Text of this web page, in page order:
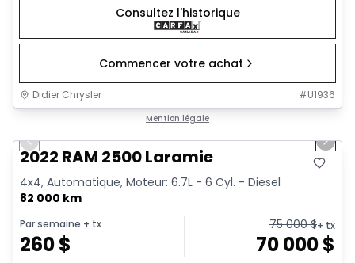
Consultez l'historique
Commencer votre achat
Didier Chrysler #U1936
Mention légale
Previous slide Next
2022 RAM 2500 Laramie
4x4, Automatique, Moteur: 6.7L - 6 Cyl. - Diesel
82 000 km
Par semaine + tx
260$
75 000$+ tx
70 000$